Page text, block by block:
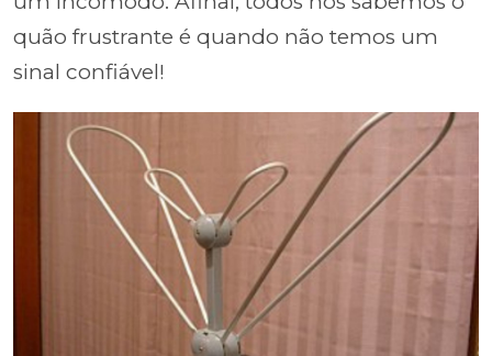
quão frustrante é quando não temos um
sinal confiável!